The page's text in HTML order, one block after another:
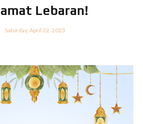
Lebaran!
Saturday, April 22, 2023